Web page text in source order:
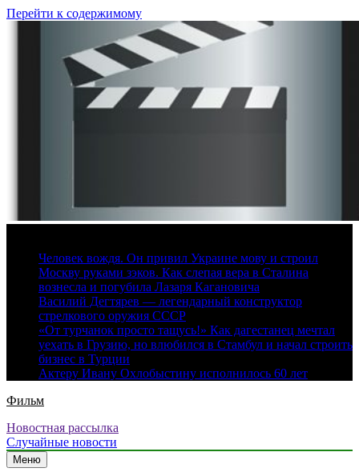
Перейти к содержимому
Человек вождя. Он привил Украине мову и строил
Москву руками зэков. Как слепая вера в Сталина
вознесла и погубила Лазаря Кагановича
Василий Дегтярев — легендарный конструктор
стрелкового оружия СССР
«От турчанок просто тащусь!» Как дагестанец мечтал
уехать в Грузию, но влюбился в Стамбул и начал строить
бизнес в Турции
Актеру Ивану Охлобыстину исполнилось 60 лет
Фильм
Новостная рассылка
Случайные новости
Меню